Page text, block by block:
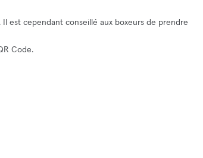
est cependant conseillé aux boxeurs de prendre
Code.